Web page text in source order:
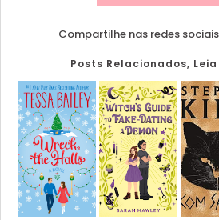
Compartilhe nas redes
Posts Relacionados,